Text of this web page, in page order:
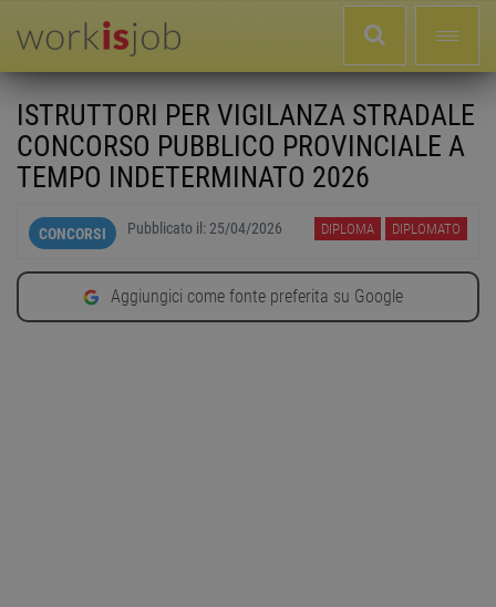
ISTRUTTORI PER VIGILANZA STRADALE
CONCORSO PUBBLICO PROVINCIALE A
TEMPO INDETERMINATO 2026
CONCORSI Pubblicato il: 25/04/2026 DIPLOMA DIPLOMATO
Aggiungici come fonte preferita su Google